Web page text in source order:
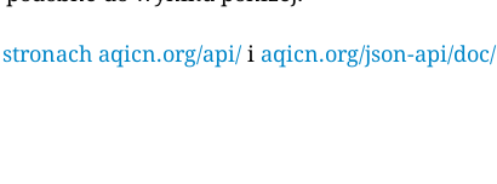
aqicn.org/api/ i aqicn.org/json-api/doc/